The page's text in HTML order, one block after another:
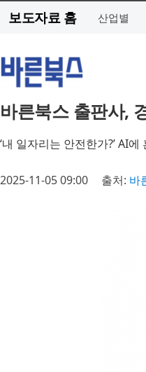
보도자료 홈 산업별
바른북스 출판사,
‘내 일자리는 안전한가?’ AI
2025-11-05 09:00 출처: 바